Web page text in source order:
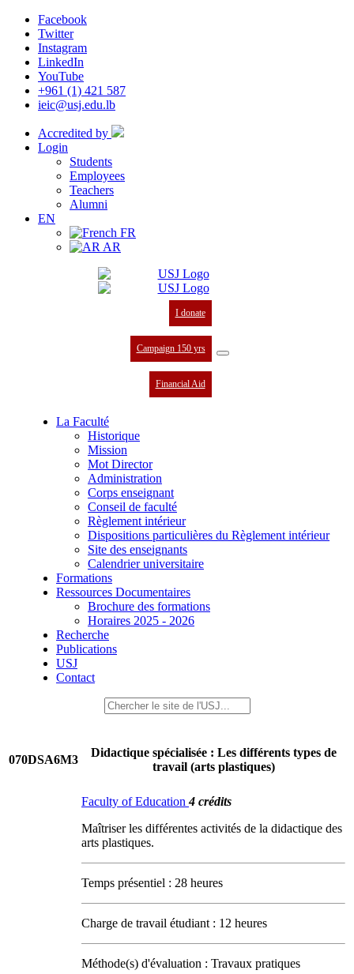
Facebook
Twitter
Instagram
LinkedIn
YouTube
+961 (1) 421 587
ieic@usj.edu.lb
Accredited by
Login
Students
Employees
Teachers
Alumni
EN
FR
AR
I donate
Campaign 150 yrs
Financial Aid
La Faculté
Historique
Mission
Mot Director
Administration
Corps enseignant
Conseil de faculté
Règlement intérieur
Dispositions particulières du Règlement intérieur
Site des enseignants
Calendrier universitaire
Formations
Ressources Documentaires
Brochure des formations
Horaires 2025 - 2026
Recherche
Publications
USJ
Contact
070DSA6M3
Didactique spécialisée : Les différents types de
travail (arts plastiques)
Faculty of Education4 crédits
Maîtriser les différentes activités de la didactique des
arts plastiques.
Temps présentiel : 28 heures
Charge de travail étudiant : 12 heures
Méthode(s) d'évaluation : Travaux pratiques